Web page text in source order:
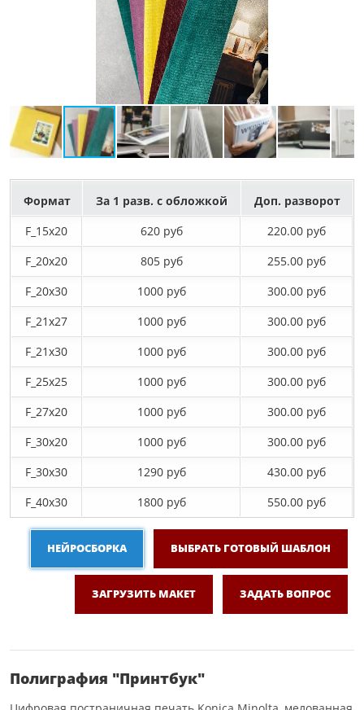
Формат За 1 разв. с обложкой
Доп. разворот
F_15х20
620 руб
220.00 руб
F_20х20
805 руб
255.00 руб
F_20х30
1000 руб
300.00 руб
F_21х27
1000 руб
300.00 руб
F_21х30
1000 руб
300.00 руб
F_25х25
1000 руб
300.00 руб
F_27x20
1000 руб
300.00 руб
F_30х20
1000 руб
300.00 руб
F_30х30
1290 руб
430.00 руб
F_40x30
1800 руб 550.00 руб
НЕЙРОСБОРКА ВЫБРАТЬ ГОТОВЫЙ ШАБЛОН
ЗАГРУЗИТЬ МАКЕТ ЗАДАТЬ ВОПРОС
Полиграфия "Принтбук"